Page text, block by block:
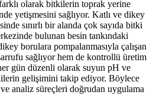
olarak bitkilerin toprak yerine
yetişmesini sağlıyor. Katlı ve dikey
sınırlı bir alanda çok sayıda bitki
bulunan besin tankındaki
borulara pompalanmasıyla çalışan
sağlıyor hem de kontrollü üretim
gün düzenli olarak suyun pH ve
gelişimini takip ediyor. Böylece
analiz süreçleri doğrudan uygulama